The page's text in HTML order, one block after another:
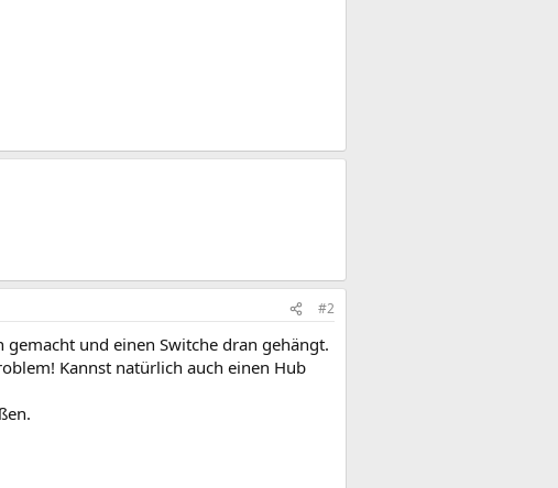
#2
gemacht und einen Switche dran gehängt.
Kannst natürlich auch einen Hub